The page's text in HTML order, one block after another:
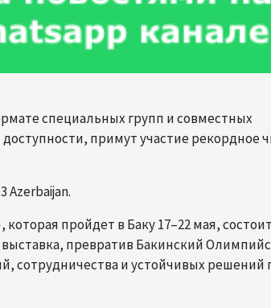
специальных групп и совместных
примут участие рекордное
Azerbaijan.
пройдет в Баку 17–22 мая,
превратив Бакинский
сотрудничества и устойчивых решений